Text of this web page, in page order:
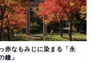
赤なもみじに染まる「永
鐘」